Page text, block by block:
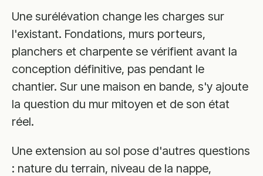
Une surélévation change les charges sur
l'existant. Fondations, murs porteurs,
planchers et charpente se vérifient avant la
conception définitive, pas pendant le
chantier. Sur une maison en bande, s'y ajoute
la question du mur mitoyen et de son état
réel.
Une extension au sol pose d'autres questions
: nature du terrain, niveau de la nappe,